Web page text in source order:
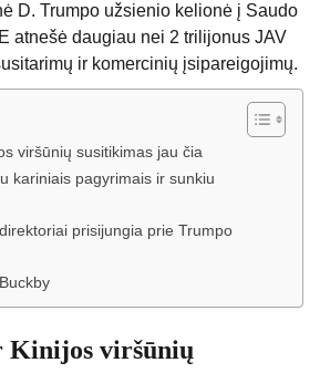
D. Trumpo užsienio kelionė į Saudo
atnešė daugiau nei 2 trilijonus JAV
ir komercinių įsipareigojimų.
viršūnių susitikimas jau čia
kariniais pagyrimais ir sunkiu
prisijungia prie Trumpo
Kinijos viršūnių